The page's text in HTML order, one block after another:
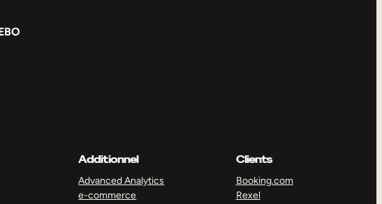
Additionnel
Advanced Analytics
e-commerce
Clients
Booking.com
Rexel